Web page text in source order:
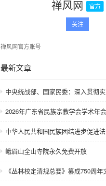
禅风网 官方
关注
禅风网官方账号
最新文章
中华人民共和国民族团结进步促进法
峨眉山全山寺院永久免费开放